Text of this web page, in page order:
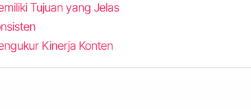
Tujuan yang Jelas
Kinerja Konten